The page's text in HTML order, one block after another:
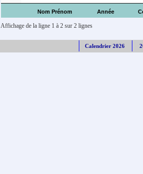
Nom Prénom Année
Affichage de la ligne 1 à 2 sur 2 lignes
Calendrier 2026